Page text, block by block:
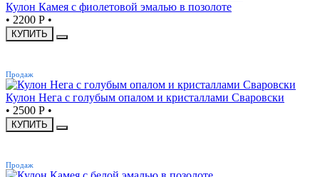
Кулон Камея с фиолетовой эмалью в позолоте
• 2200 Р •
КУПИТЬ
Продаж
Кулон Нега с голубым опалом и кристаллами Сваровски
• 2500 Р •
КУПИТЬ
Продаж